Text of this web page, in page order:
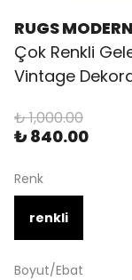
RUGS
Çok Renkli
Vintage
₺ 1,000.00
₺ 840.00
Renk
renkli
Boyut/Ebat